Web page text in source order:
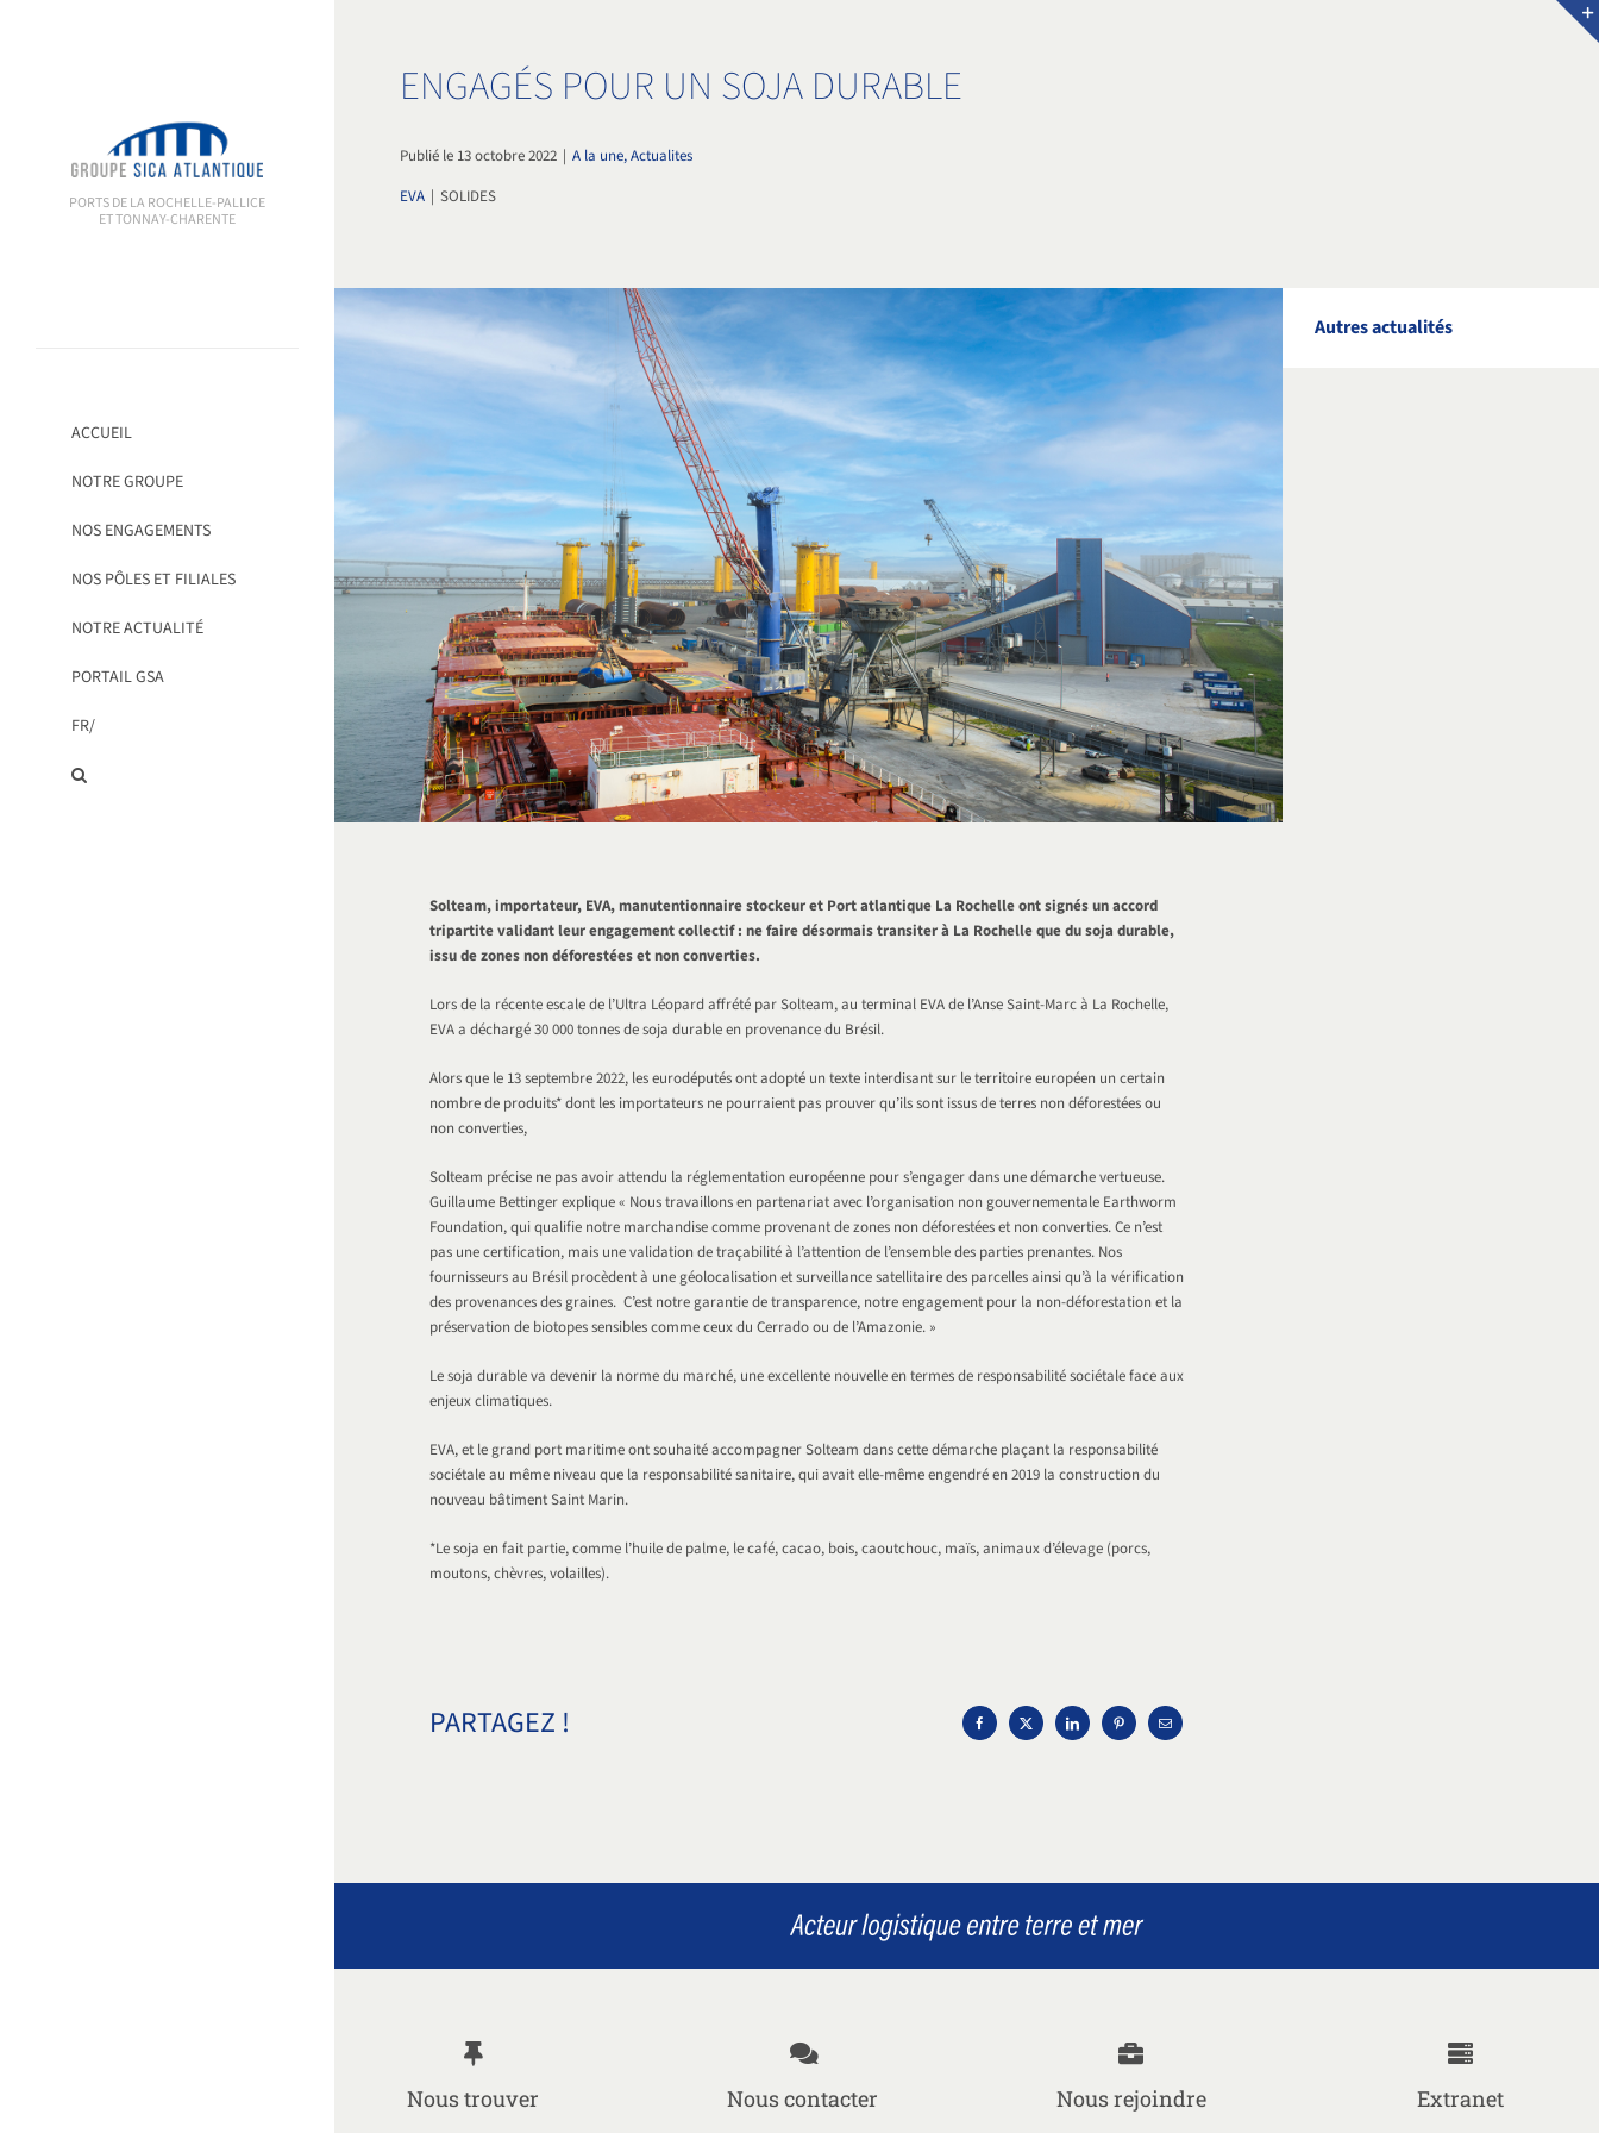
PORTS DE LA ROCHELLE-PALLICE
ET TONNAY-CHARENTE
ACCUEIL
NOTRE GROUPE
NOS ENGAGEMENTS
NOS PÔLES ET FILIALES
NOTRE ACTUALITÉ
PORTAIL GSA
FR/
ENGAGÉS POUR UN SOJA DURABLE
Publié le 13 octobre 2022 | A la une, Actualites
EVA | SOLIDES
Solteam, importateur, EVA, manutentionnaire stockeur et Port atlantique La Rochelle ont signés un accord
tripartite validant leur engagement collectif : ne faire désormais transiter à La Rochelle que du soja durable,
issu de zones non déforestées et non converties.
Lors de la récente escale de l’Ultra Léopard affrété par Solteam, au terminal EVA de l’Anse Saint-Marc à La Rochelle,
EVA a déchargé 30 000 tonnes de soja durable en provenance du Brésil.
Alors que le 13 septembre 2022, les eurodéputés ont adopté un texte interdisant sur le territoire européen un certain
nombre de produits* dont les importateurs ne pourraient pas prouver qu’ils sont issus de terres non déforestées ou
non converties,
Solteam précise ne pas avoir attendu la réglementation européenne pour s’engager dans une démarche vertueuse.
Guillaume Bettinger explique « Nous travaillons en partenariat avec l’organisation non gouvernementale Earthworm
Foundation, qui qualifie notre marchandise comme provenant de zones non déforestées et non converties. Ce n’est
pas une certification, mais une validation de traçabilité à l’attention de l’ensemble des parties prenantes. Nos
fournisseurs au Brésil procèdent à une géolocalisation et surveillance satellitaire des parcelles ainsi qu’à la vérification
des provenances des graines. C’est notre garantie de transparence, notre engagement pour la non-déforestation et la
préservation de biotopes sensibles comme ceux du Cerrado ou de l’Amazonie. »
Le soja durable va devenir la norme du marché, une excellente nouvelle en termes de responsabilité sociétale face aux
enjeux climatiques.
EVA, et le grand port maritime ont souhaité accompagner Solteam dans cette démarche plaçant la responsabilité
sociétale au même niveau que la responsabilité sanitaire, qui avait elle-même engendré en 2019 la construction du
nouveau bâtiment Saint Marin.
*Le soja en fait partie, comme l’huile de palme, le café, cacao, bois, caoutchouc, maïs, animaux d’élevage (porcs,
moutons, chèvres, volailles).
PARTAGEZ !
Autres actualités
Nous trouver Nous contacter Nous rejoindre Extranet